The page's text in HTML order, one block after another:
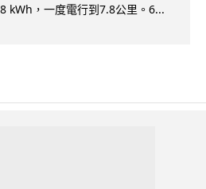
kWh，一度電行到7.8公里。6...